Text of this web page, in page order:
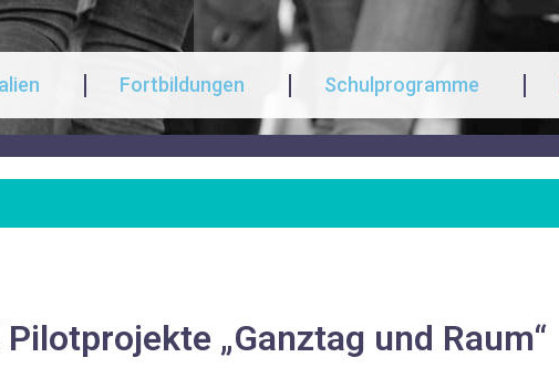
Fortbildungen Schulprogramme
„Ganztag und Raum“